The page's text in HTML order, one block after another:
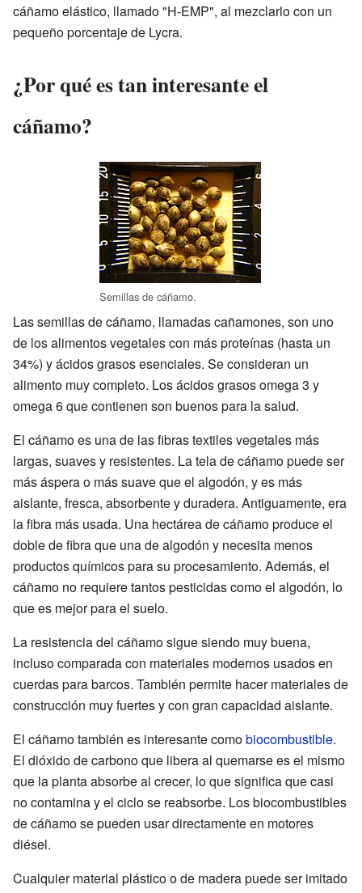
cáñamo elástico, llamado "H-EMP", al mezclarlo con un
pequeño porcentaje de Lycra.
¿Por qué es tan interesante el
cáñamo?
Semillas de cáñamo.
Las semillas de cáñamo, llamadas cañamones, son uno
de los alimentos vegetales con más proteínas (hasta un
34%) y ácidos grasos esenciales. Se consideran un
alimento muy completo. Los ácidos grasos omega 3 y
omega 6 que contienen son buenos para la salud.
El cáñamo es una de las fibras textiles vegetales más
largas, suaves y resistentes. La tela de cáñamo puede ser
más áspera o más suave que el algodón, y es más
aislante, fresca, absorbente y duradera. Antiguamente, era
la fibra más usada. Una hectárea de cáñamo produce el
doble de fibra que una de algodón y necesita menos
productos químicos para su procesamiento. Además, el
cáñamo no requiere tantos pesticidas como el algodón, lo
que es mejor para el suelo.
La resistencia del cáñamo sigue siendo muy buena,
incluso comparada con materiales modernos usados en
cuerdas para barcos. También permite hacer materiales de
construcción muy fuertes y con gran capacidad aislante.
El cáñamo también es interesante comobiocombustible.
El dióxido de carbono que libera al quemarse es el mismo
que la planta absorbe al crecer, lo que significa que casi
no contamina y el ciclo se reabsorbe. Los biocombustibles
de cáñamo se pueden usar directamente en motores
diésel.
Cualquier material plástico o de madera puede ser imitado